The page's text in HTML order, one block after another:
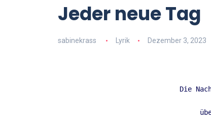
Jeder neue Tag
sabinekrass Lyrik Dezember 3, 2023
Die